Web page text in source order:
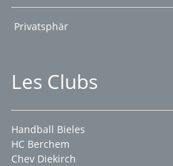
Privatsphär
Les Clubs
Handball Bieles
HC Berchem
Chev Diekirch